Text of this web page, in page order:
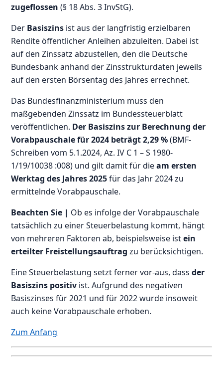
zugeflossen (§ 18 Abs. 3 InvStG).
Der Basiszins ist aus der langfristig erzielbaren
Rendite öffentlicher Anleihen abzuleiten. Dabei ist
auf den Zinssatz abzustellen, den die Deutsche
Bundesbank anhand der Zinsstrukturdaten jeweils
auf den ersten Börsentag des Jahres errechnet.
Das Bundesfinanzministerium muss den
maßgebenden Zinssatz im Bundessteuerblatt
veröffentlichen. Der Basiszins zur Berechnung der
Vorabpauschale für 2024 beträgt 2,29 %(BMF-
Schreiben vom 5.1.2024, Az. IV C 1 – S 1980-
1/19/10038 :008) und gilt damit für dieam ersten
Werktag des Jahres 2025für das Jahr 2024 zu
ermittelnde Vorabpauschale.
Beachten Sie | Ob es infolge der Vorabpauschale
tatsächlich zu einer Steuerbelastung kommt, hängt
von mehreren Faktoren ab, beispielsweise istein
erteilter Freistellungsauftrag zu berücksichtigen.
Eine Steuerbelastung setzt ferner vor-aus, dassder
Basiszins positiv ist. Aufgrund des negativen
Basiszinses für 2021 und für 2022 wurde insoweit
auch keine Vorabpauschale erhoben.
Zum Anfang